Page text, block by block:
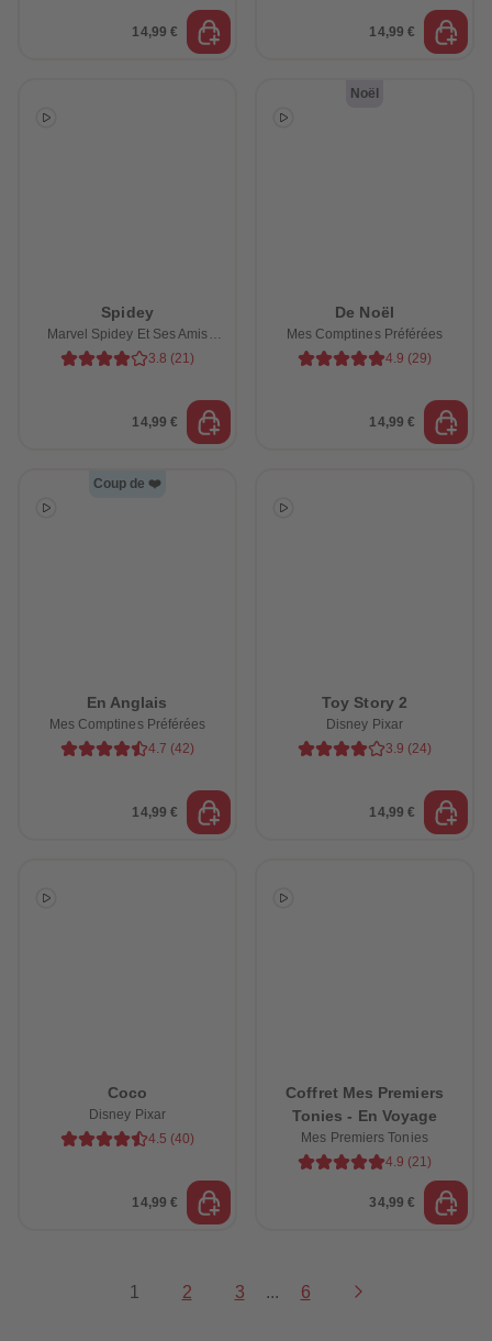
14,99 € 14,99 €
Spidey
Marvel Spidey Et Ses Amis
Extraordinaires
3.8 (21)
14,99 €
Noël
De Noël
Mes Comptines Préférées
4.9 (29)
14,99 €
Coup de ❤️
En Anglais
Mes Comptines Préférées
4.7 (42)
14,99 €
Toy Story 2
Disney Pixar
3.9 (24)
14,99 €
Coco
Disney Pixar
4.5 (40)
14,99 €
Coffret Mes Premiers
Tonies - En Voyage
Mes Premiers Tonies
4.9 (21)
34,99 €
1 2 3 ... 6